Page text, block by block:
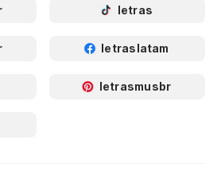
letras
letraslatam
letrasmusbr